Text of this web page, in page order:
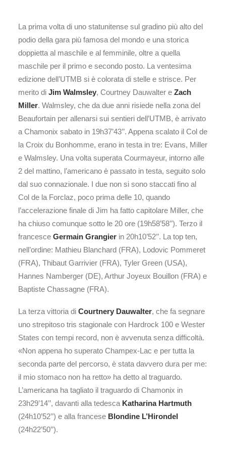
La prima volta di uno statunitense sul gradino più alto del
podio della gara più famosa del mondo e una storica
doppietta al maschile e al femminile, oltre a quella
maschile per il primo e secondo posto. La ventesima
edizione dell’UTMB si è colorata di stelle e strisce. Per
merito di Jim Walmsley, Courtney Dauwalter e Zach
Miller. Walmsley, che da due anni risiede nella zona del
Beaufortain per allenarsi sui sentieri dell’UTMB, è arrivato
a Chamonix sabato in 19h37’43’’. Appena scalato il Col de
la Croix du Bonhomme, erano in testa in tre: Evans, Miller
e Walmsley. Una volta superata Courmayeur, intorno alle
2 del mattino, l’americano è passato in testa, seguito solo
dal suo connazionale. I due non si sono staccati fino al
Col de la Forclaz, poco prima delle 10, quando
l’accelerazione finale di Jim ha fatto capitolare Miller, che
ha chiuso comunque sotto le 20 ore (19h58’58’’). Terzo il
francesce Germain Grangier in 20h10’52’’. La top ten,
nell’ordine: Mathieu Blanchard (FRA), Lodovic Pommeret
(FRA), Thibaut Garrivier (FRA), Tyler Green (USA),
Hannes Namberger (DE), Arthur Joyeux Bouillon (FRA) e
Baptiste Chassagne (FRA).
La terza vittoria di Courtnery Dauwalter, che fa segnare
uno strepitoso tris stagionale con Hardrock 100 e Wester
States con tempi record, non è avvenuta senza difficoltà.
«Non appena ho superato Champex-Lac e per tutta la
seconda parte del percorso, è stata davvero dura per me:
il mio stomaco non ha retto» ha detto al traguardo.
L’americana ha tagliato il traguardo di Chamonix in
23h29’14’’, davanti alla tedesca Katharina Hartmuth
(24h10’52’’) e alla francese Blondine L’Hirondel
(24h22’50’’).